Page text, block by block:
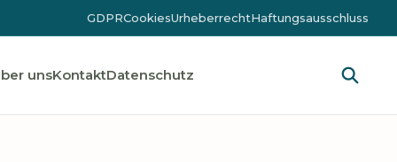
GDPRCookiesUrheberrechtHaftungsausschluss
unsKontaktDatenschutz